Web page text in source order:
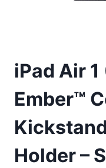
iPad Air
Ember™
Holder –